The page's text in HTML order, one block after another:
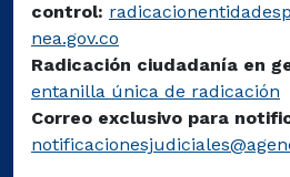
control:
nea.gov.co
Radicación ciudadanía en
entanilla única de radicación
Correo exclusivo para